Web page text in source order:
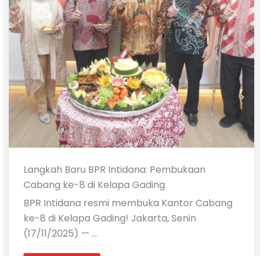
Langkah Baru BPR Intidana: Pembukaan
Cabang ke-8 di Kelapa Gading
BPR Intidana resmi membuka Kantor Cabang
ke-8 di Kelapa Gading! Jakarta, Senin
(17/11/2025) — ...